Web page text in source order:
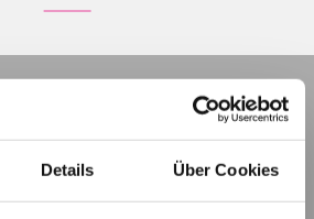
Details Über Cookies